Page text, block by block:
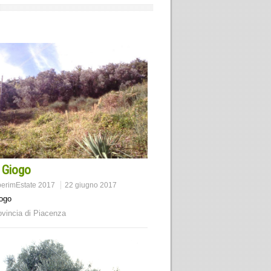
2017 22 giugno 2017
di Piacenza